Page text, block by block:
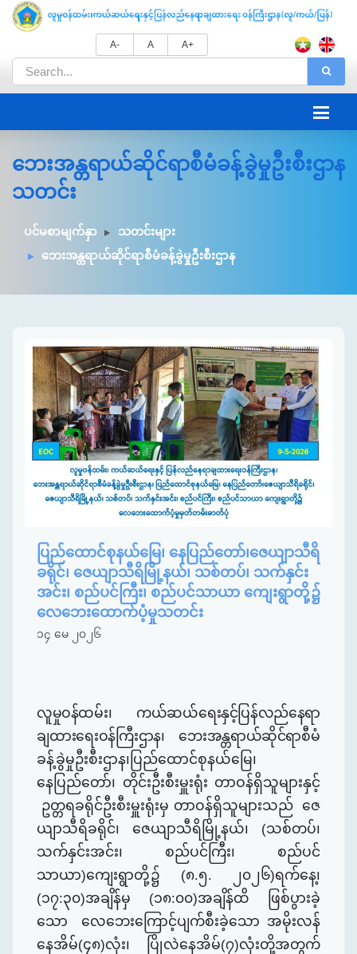
A- A A+
ဘေးအန္တရာယ်ဆိုင်ရာစီမံခန့်ခွဲမှုဦးစီးဌာန
သတင်း
ပင်မစာမျက်နှာ
သတင်းများ
ဘေးအန္တရာယ်ဆိုင်ရာစီမံခန့်ခွဲမှုဦးစီးဌာန
ပြည်ထောင်စုနယ်မြေ၊ နေပြည်တော်၊ဇေယျာသီရိ
ခရိုင်၊ ဇေယျာသီရိမြို့နယ်၊ သစ်တပ်၊ သက်နှင်း
အင်း၊ စည်ပင်ကြီး၊ စည်ပင်သာယာ ကျေးရွာတို့၌
လေဘေးထောက်ပံ့မှုသတင်း
၁၄ မေ ၂၀၂၆
လူမှုဝန်ထမ်း၊ ကယ်ဆယ်ရေးနှင့်ပြန်လည်နေရာ
ချထားရေးဝန်ကြီးဌာန၊ ဘေးအန္တရာယ်ဆိုင်ရာစီမံ
ခန့်ခွဲမှုဦးစီးဌာန၊ ပြည်ထောင်စုနယ်မြေ၊
နေပြည်တော်၊ တိုင်းဦးစီးမှူးရုံး တာဝန်ရှိသူများနှင့်
ဥတ္တရခရိုင်ဦးစီးမှူးရုံးမှ တာဝန်ရှိသူများသည် ဇေ
ယျာသီရိခရိုင်၊ ဇေယျာသီရိမြို့နယ်၊ (သစ်တပ်၊
သက်နှင်းအင်း၊ စည်ပင်ကြီး၊ စည်ပင်
သာယာ)ကျေးရွာတို့၌ (၈.၅. ၂၀၂၆)ရက်နေ့၊
(၁၇:၃၀)အချိန်မှ (၁၈:၀၀)အချိန်ထိ ဖြစ်ပွားခဲ့
သော
လေဘေးကြောင့်ပျက်စီးခဲ့သော အမိုးလန်
နေအိမ်(၄၈)လုံး၊ ပြိုလဲနေအိမ်(၇)လုံးတို့အတွက်